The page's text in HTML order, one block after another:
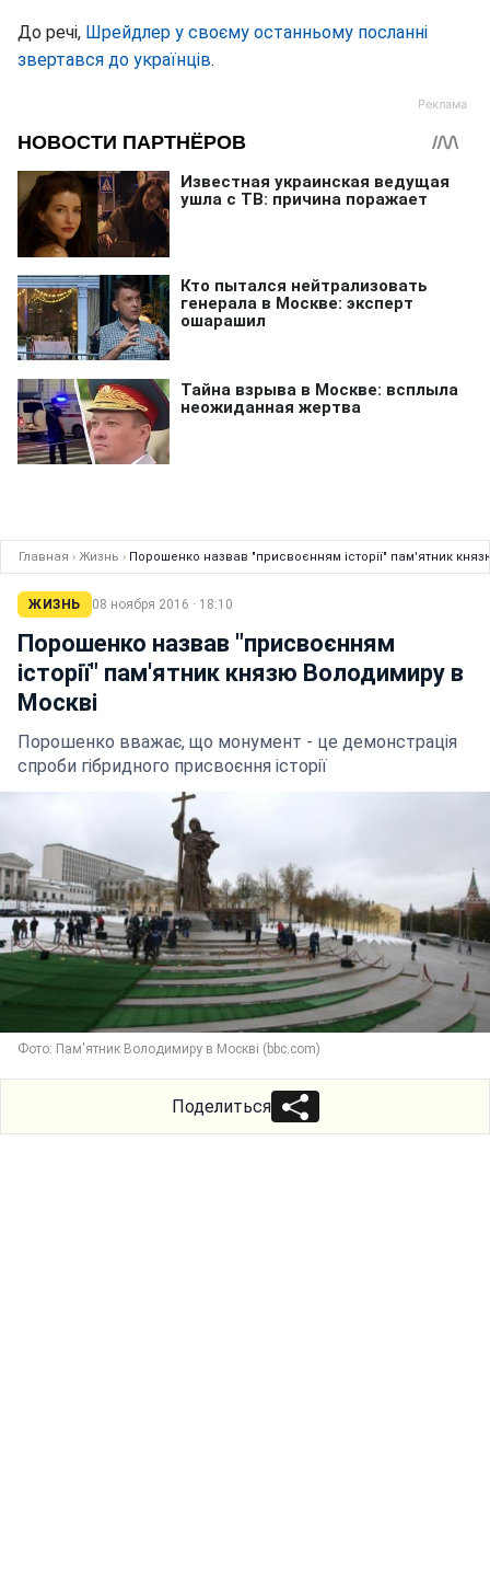
До речі, Шрейдлер у своєму останньому посланні
звертався до українців.
Главная › Жизнь › Порошенко назвав "присвоєнням історії" пам'ятник
ЖИЗНЬ 08 ноября 2016 · 18:10
Порошенко назвав "присвоєнням
історії" пам'ятник князю Володимиру в
Москві
Порошенко вважає, що монумент - це демонстрація
спроби гібридного присвоєння історії
Фото: Пам'ятник Володимиру в Москві (bbc.com)
Поделиться